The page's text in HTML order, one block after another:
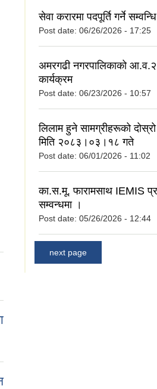
सेवा करारमा पदपूर्ति गर्ने
Post date: 06/26/2026 - 17:25
अमरगढी नगरपालिकाको
कार्यक्रम
Post date: 06/23/2026 - 10:57
लिलाम हुने सामग्रीहरूको
मिति २०८३।०३।१८ गते
Post date: 06/01/2026 - 11:02
का.स.मू. फारामसाथ IEMIS
सम्वन्धमा ।
Post date: 05/26/2026 - 12:44
next page